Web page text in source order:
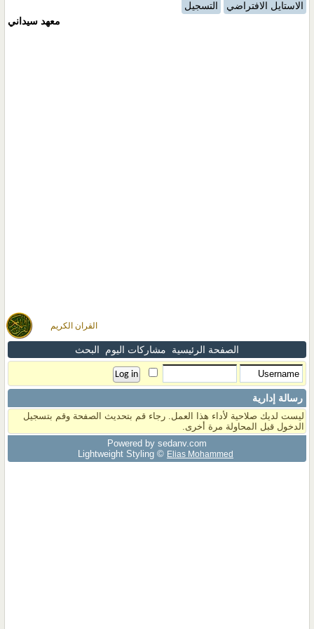
القران الكريم
الاستايل الافتراضي
التسجيل
معهد سيداني
الصفحة الرئيسية مشاركات اليوم البحث
رسالة إدارية
ليست لديك صلاحية لأداء هذا العمل. رجاء قم بتحديث الصفحة وقم بتسجيل
الدخول قبل المحاولة مرة أخرى.
Powered by sedany.com
Lightweight Styling © Elias Mohammed